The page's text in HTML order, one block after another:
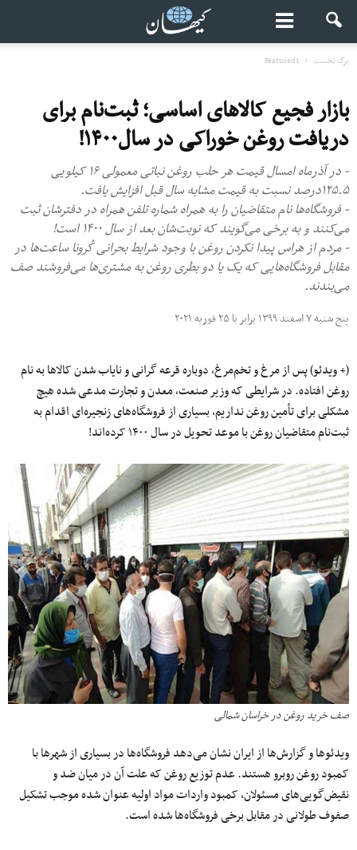
برگ نخست Featured1
بازار فجیع کالاهای اساسی؛ ثبت‌نام برای
دریافت روغن خوراکی در سال۱۴۰۰!
- در آذرماه امسال قیمت هر حلب روغن نباتی معمولی ۱۶ کیلویی
۱۲۵.۵درصد نسبت به قیمت مشابه سال قبل افزایش یافت.
- فروشگاه‌ها نام متقاضیان را به همراه شماره تلفن همراه در دفترشان ثبت‌
می‌کنند و به برخی می‌گویند که نوبت‌شان بعد از سال ۱۴۰۰ است!
- مردم از هراس پیدا نکردن روغن با وجود شرایط بحرانی کُرونا ساعت‌ها در
مقابل فروشگاه‌هایی که یک یا دو بطری روغن به مشتری‌ها می‌فروشند صف
می‌بندند.
پنج شنبه ۷ اسفند ۱۳۹۹ برابر با ۲۵ فوریه ۲۰۲۱
(+ ویدئو) پس از مرغ و تخم‌مرغ، دوباره قرعه گرانی و نایاب شدن کالاها به نام
روغن افتاده. در شرایطی که وزیر صنعت، معدن و تجارت مدعی شده هیچ
مشکلی برای تأمین روغن نداریم، بسیاری از فروشگاه‌های زنجیره‌ای اقدام به
ثبت‌نام متقاضیان روغن با موعد تحویل در سال ۱۴۰۰ کرده‌اند!
صف خرید روغن در خراسان شمالی
ویدئوها و گزارش‌ها از ایران نشان می‌دهد فروشگاه‌ها در بسیاری از شهرها با
کمبود روغن روبرو هستند. عدم توزیع روغن که علت آن در میان ضد و
نقیض‌گویی‌های مسئولان، کمبود واردات مواد اولیه عنوان شده موجب تشکیل
صفوف طولانی در مقابل برخی فروشگاه‌ها شده است.